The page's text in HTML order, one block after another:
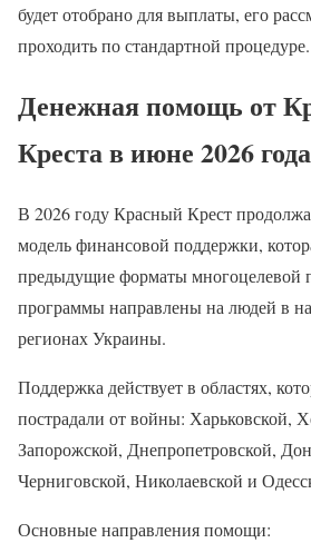
будет отобрано для выплаты, его
проходить по стандартной процедуре.
Денежная помощь от
Креста в июне 2026 года
В 2026 году Красный Крест
модель финансовой поддержки,
предыдущие форматы
программы направлены на людей в
регионах Украины.
Поддержка действует в областях,
пострадали от войны: Харьковской,
Запорожской, Днепропетровской,
Черниговской, Николаевской и
Основные направления помощи: